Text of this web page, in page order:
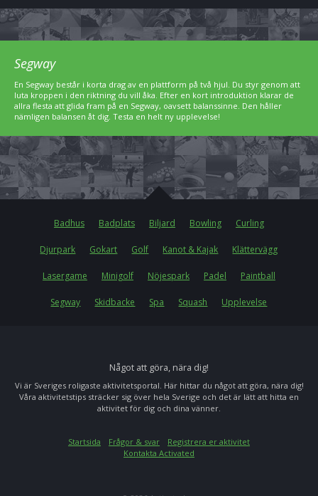
Segway
En Segway består i korta drag av en plattform på två hjul. Du styr genom att
luta kroppen i den riktning du vill åka. Efter en kort introduktion klarar de
allra flesta att glida fram på en Segway, oavsett balanssinne. Den håller
nämligen balansen åt dig. Testa en helt ny upplevelse!
Badhus Badplats Biljard Bowling Curling
Djurpark Gokart Golf Kanot & Kajak Klättervägg
Lasergame Minigolf Nöjespark Padel Paintball
Segway Skidbacke Spa Squash Upplevelse
Något att göra, nära dig!
Vi är Sveriges roligaste aktivitetsportal. Här hittar du något att göra, nära dig!
Våra aktivitetstips sträcker sig över hela Sverige och det är lätt att hitta en
aktivitet för dig och dina vänner.
Startsida Frågor & svar
Registrera er aktivitet
Kontakta Activated